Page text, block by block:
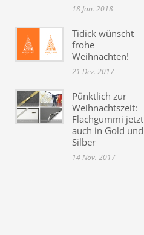
18 Jan. 2018
Tidick wünscht
frohe
Weihnachten!
21 Dez. 2017
Pünktlich zur
Weihnachtszeit:
Flachgummi jetzt
auch in Gold und
Silber
14 Nov. 2017